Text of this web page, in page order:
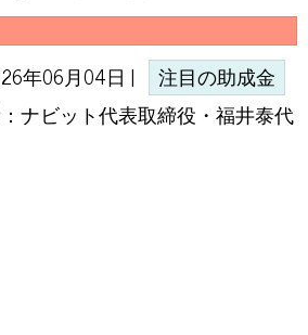
年06月04日 |
注目の助成金
ナビット代表取締役・福井泰代